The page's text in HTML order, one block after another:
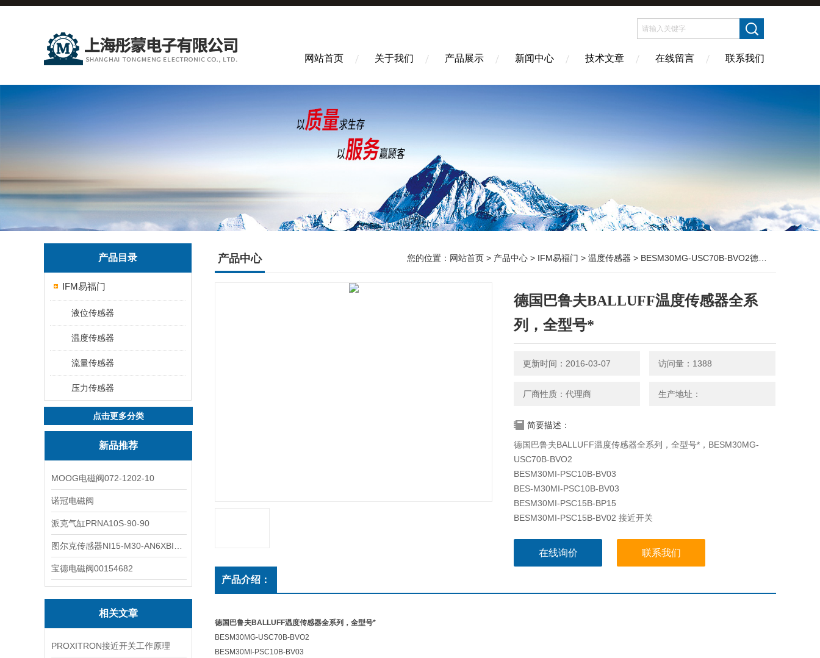
网站首页 关于我们 产品展示 新闻中心 技术文章 在线留言 联系我们
产品目录
IFM易福门
液位传感器
温度传感器
流量传感器
压力传感器
点击更多分类
新品推荐
MOOG电磁阀072-1202-10
诺冠电磁阀
派克气缸PRNA10S-90-90
宝德电磁阀00154682
相关文章
PROXITRON接近开关工作原理
产品中心 您的位置： 网站首页 > 产品中心 > IFM易福门 > 温度传感器 > BESM30MG-USC70B-BVO2德国巴鲁夫BALLUFF温度传感器全系列，全型号*
德国巴鲁夫BALLUFF温度传感器全系
列，全型号*
更新时间：2016-03-07 访问量：1388
厂商性质：代理商 生产地址：
简要描述：
德国巴鲁夫BALLUFF温度传感器全系列，全型号*，BESM30MG-
USC70B-BVO2
BESM30MI-PSC10B-BV03
BES-M30MI-PSC10B-BV03
BESM30MI-PSC15B-BP15
BESM30MI-PSC15B-BV02 接近开关
BESM30MI-PSC15-BV03
在线询价 联系我们
产品介绍：
德国巴鲁夫BALLUFF温度传感器全系列，全型号*
BESM30MG-USC70B-BVO2
BESM30MI-PSC10B-BV03